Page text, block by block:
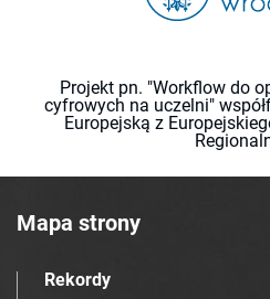
Projekt pn. "Workflow do
cyfrowych na uczelni"
Europejską z
Mapa strony
Rekordy